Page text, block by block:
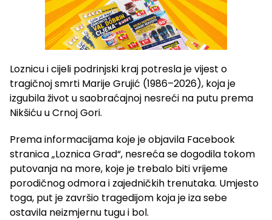
Loznicu i cijeli podrinjski kraj potresla je vijest o
tragičnoj smrti Marije Grujić (1986–2026), koja je
izgubila život u saobraćajnoj nesreći na putu prema
Nikšiću u Crnoj Gori.
Prema informacijama koje je objavila Facebook
stranica „Loznica Grad“, nesreća se dogodila tokom
putovanja na more, koje je trebalo biti vrijeme
porodičnog odmora i zajedničkih trenutaka. Umjesto
toga, put je završio tragedijom koja je iza sebe
ostavila neizmjernu tugu i bol.